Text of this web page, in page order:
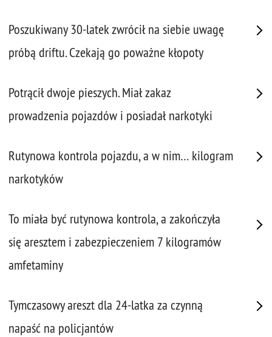
Poszukiwany 30-latek zwrócił na siebie uwagę
próbą driftu. Czekają go poważne kłopoty
Potrącił dwoje pieszych. Miał zakaz
prowadzenia pojazdów i posiadał narkotyki
Rutynowa kontrola pojazdu, a w nim… kilogram
narkotyków
To miała być rutynowa kontrola, a zakończyła
się aresztem i zabezpieczeniem 7 kilogramów
amfetaminy
Tymczasowy areszt dla 24-latka za czynną
napaść na policjantów